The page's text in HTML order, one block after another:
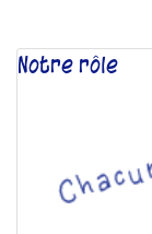
Notre rôle